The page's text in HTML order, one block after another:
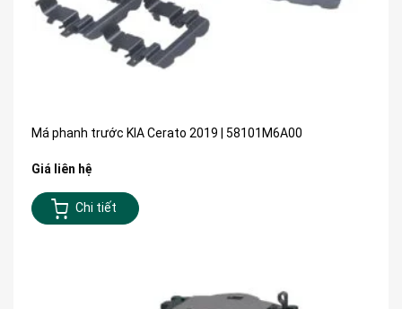
Má phanh trước KIA Cerato 2019 | 58101M6A00
Giá liên hệ
Chi tiết